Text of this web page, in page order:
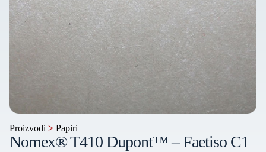
Proizvodi > Papiri
Nomex® T410 Dupont™ – Faetiso C1